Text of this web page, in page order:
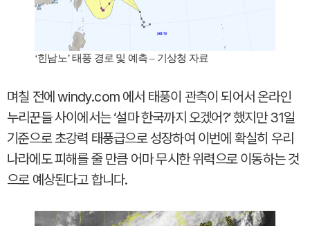
‘힌남노’ 태풍 경로 및 예측 – 기상청 자료
며칠 전에 windy.com 에서 태풍이 관측이 되어서 온라인
누리꾼들 사이에서는 ‘설마 한국까지 오겠어?’ 했지만 31일
기준으로 초강력 태풍급으로 성장하여 이번에 확실히 우리
나라에도 피해를 줄 만큼 어마 무시한 위력으로 이동하는 것
으로 예상된다고 합니다.